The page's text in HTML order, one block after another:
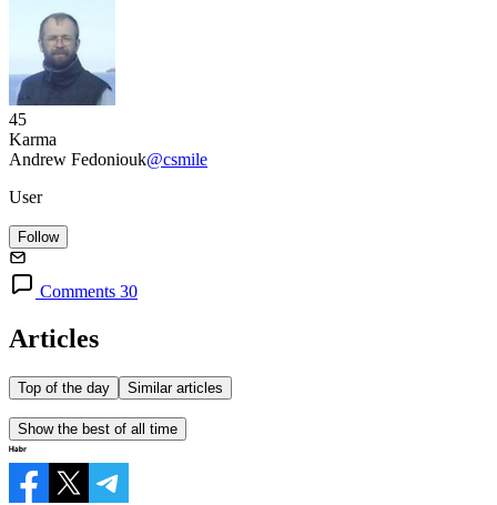
45
Karma
Andrew Fedoniouk@csmile
User
Follow
Comments 30
Articles
Top of the day Similar articles
Show the best of all time